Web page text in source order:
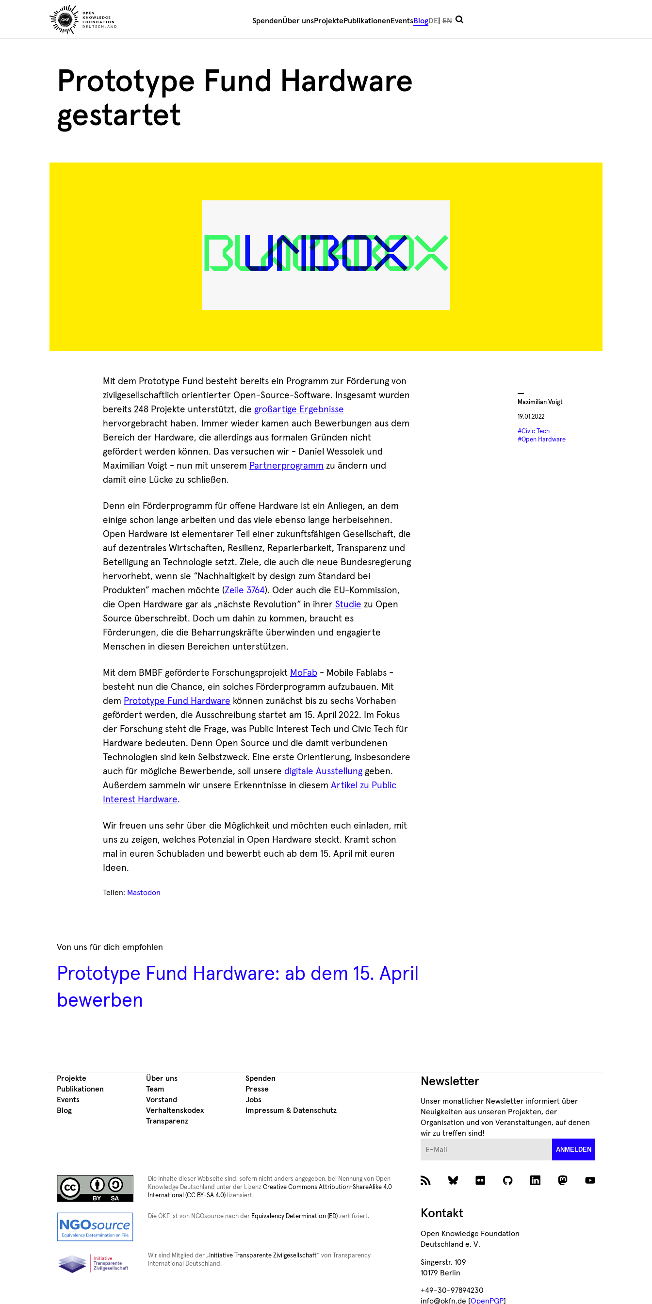
Skip
to
SpendenÜber unsProjektePublikationen EventsBlogDE EN
Suche
Prototype Fund Hardware
gestartet
Maximilian Voigt
19.01.2022
#Civic Tech
#Open Hardware
Mit dem Prototype Fund besteht bereits ein Programm zur Förderung von
zivilgesellschaftlich orientierter Open-Source-Software. Insgesamt wurden
bereits 248 Projekte unterstützt, die großartige Ergebnisse
hervorgebracht haben. Immer wieder kamen auch Bewerbungen aus dem
Bereich der Hardware, die allerdings aus formalen Gründen nicht
gefördert werden können. Das versuchen wir - Daniel Wessolek und
Maximilian Voigt - nun mit unserem Partnerprogramm zu ändern und
damit eine Lücke zu schließen.
Denn ein Förderprogramm für offene Hardware ist ein Anliegen, an dem
einige schon lange arbeiten und das viele ebenso lange herbeisehnen.
Open Hardware ist elementarer Teil einer zukunftsfähigen Gesellschaft, die
auf dezentrales Wirtschaften, Resilienz, Reparierbarkeit, Transparenz und
Beteiligung an Technologie setzt. Ziele, die auch die neue Bundesregierung
hervorhebt, wenn sie “Nachhaltigkeit by design zum Standard bei
Produkten” machen möchte (Zeile 3764). Oder auch die EU-Kommission,
die Open Hardware gar als „nächste Revolution“ in ihrer Studie zu Open
Source überschreibt. Doch um dahin zu kommen, braucht es
Förderungen, die die Beharrungskräfte überwinden und engagierte
Menschen in diesen Bereichen unterstützen.
Mit dem BMBF geförderte Forschungsprojekt MoFab - Mobile Fablabs -
besteht nun die Chance, ein solches Förderprogramm aufzubauen. Mit
dem Prototype Fund Hardware können zunächst bis zu sechs Vorhaben
gefördert werden, die Ausschreibung startet am 15. April 2022. Im Fokus
der Forschung steht die Frage, was Public Interest Tech und Civic Tech für
Hardware bedeuten. Denn Open Source und die damit verbundenen
Technologien sind kein Selbstzweck. Eine erste Orientierung, insbesondere
auch für mögliche Bewerbende, soll unsere digitale Ausstellung geben.
Außerdem sammeln wir unsere Erkenntnisse in diesem Artikel zu Public
Interest Hardware.
Wir freuen uns sehr über die Möglichkeit und möchten euch einladen, mit
uns zu zeigen, welches Potenzial in Open Hardware steckt. Kramt schon
mal in euren Schubladen und bewerbt euch ab dem 15. April mit euren
Ideen.
Teilen: Mastodon
Von uns für dich empfohlen
Prototype Fund Hardware: ab dem 15. April
bewerben
Projekte
Publikationen
Events
Blog
Über uns
Team
Vorstand
Verhaltenskodex
Transparenz
Spenden
Presse
Jobs
Impressum & Datenschutz
Newsletter
Unser monatlicher Newsletter informiert über
Neuigkeiten aus unseren Projekten, der
Organisation und von Veranstaltungen, auf denen
wir zu treffen sind!
ANMELDEN
Kontakt
Open Knowledge Foundation
Deutschland e. V.
Singerstr. 109
10179 Berlin
+49-30-97894230
info@okfn.de [OpenPGP]
Die Inhalte dieser Webseite sind, sofern nicht anders angegeben, bei Nennung von Open
Knowledge Deutschland unter der Lizenz Creative Commons Attribution-ShareAlike 4.0
International (CC BY-SA 4.0)lizensiert.
Die OKF ist von NGOsource nach der Equivalency Determination (ED)zertifiziert.
Wir sind Mitglied der „ Initiative Transparente Zivilgesellschaft“ von Transparency
International Deutschland.